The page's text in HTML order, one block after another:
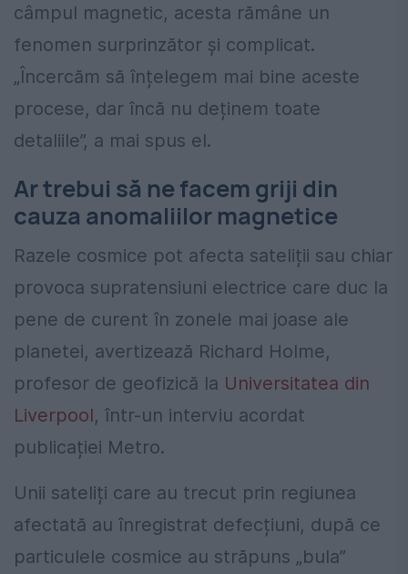
câmpul magnetic, acesta rămâne un
fenomen surprinzător și complicat.
„Încercăm să înțelegem mai bine aceste
procese, dar încă nu deținem toate
detaliile”, a mai spus el.
Ar trebui să ne facem griji din
cauza anomaliilor magnetice
Razele cosmice pot afecta sateliții sau chiar
provoca supratensiuni electrice care duc la
pene de curent în zonele mai joase ale
planetei, avertizează Richard Holme,
profesor de geofizică la Universitatea din
Liverpool, într-un interviu acordat
publicației Metro.
Unii sateliți care au trecut prin regiunea
afectată au înregistrat defecțiuni, după ce
particulele cosmice au străpuns „bula”